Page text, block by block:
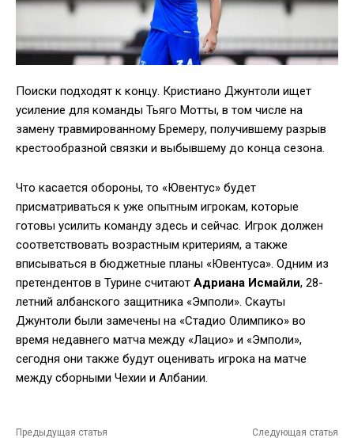
Поиски подходят к концу. Кристиано Джунтоли ищет
усиление для команды Тьяго Мотты, в том числе на
замену травмированному Бремеру, получившему разрыв
крестообразной связки и выбывшему до конца сезона.
Что касается обороны, то «Ювентус» будет
присматриваться к уже опытным игрокам, которые
готовы усилить команду здесь и сейчас. Игрок должен
соответствовать возрастным критериям, а также
вписываться в бюджетные планы «Ювентуса». Одним из
претендентов в Турине считают Адриана Исмайли, 28-
летний албанского защитника «Эмполи». Скауты
Джунтоли были замечены на «Стадио Олимпико» во
время недавнего матча между «Лацио» и «Эмполи»,
сегодня они также будут оценивать игрока на матче
между сборными Чехии и Албании.
Предыдущая статья Следующая статья